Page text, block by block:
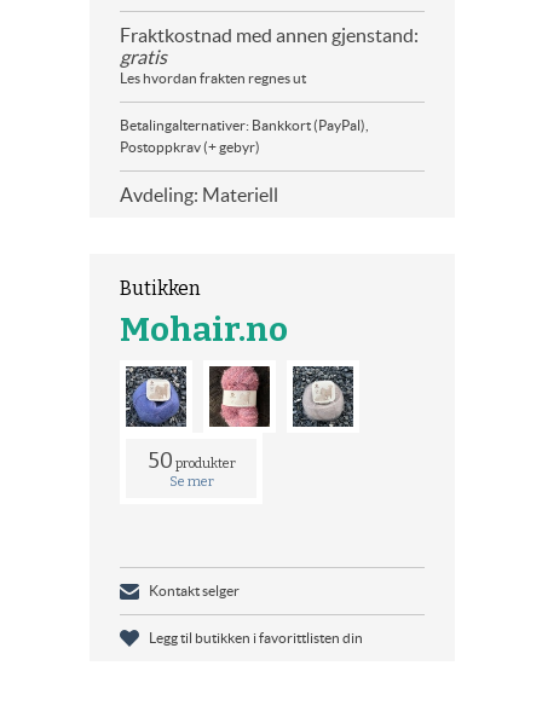
Fraktkostnad med annen gjenstand:
gratis
Les hvordan frakten regnes ut
Betalingalternativer: Bankkort (PayPal),
Postoppkrav (+ gebyr)
Avdeling: Materiell
Butikken
Mohair.no
50 produkter
Se mer
Kontakt selger
Legg til butikken i favorittlisten din